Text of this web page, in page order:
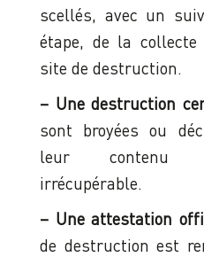
scellés, avec un
étape, de la collecte
site de destruction.
– Une destruction
sont broyées ou
leur contenu
irrécupérable.
– Une attestation
de destruction est